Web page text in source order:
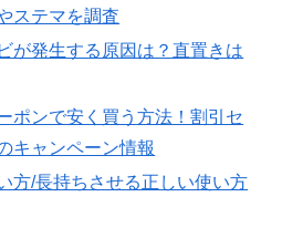
ステマを調査
が発生する原因は？直置きは
ポンで安く買う方法！割引セ
キャンペーン情報
方/長持ちさせる正しい使い方